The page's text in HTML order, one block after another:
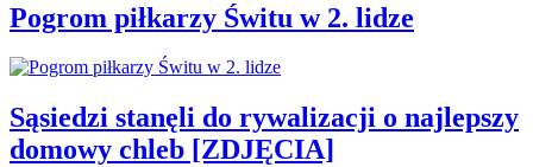
Pogrom piłkarzy Świtu w 2. lidze
Sąsiedzi stanęli do rywalizacji o najlepszy
domowy chleb [ZDJĘCIA]